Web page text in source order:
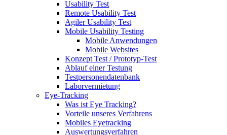
Usability Test
Remote Usability Test
Agiler Usability Test
Mobile Usability Testing
Mobile Anwendungen
Mobile Websites
Konzept Test / Prototyp-Test
Ablauf einer Testung
Testpersonendatenbank
Laborvermietung
Eye-Tracking
Was ist Eye Tracking?
Vorteile unseres Verfahrens
Mobiles Eyetracking
Auswertungsverfahren